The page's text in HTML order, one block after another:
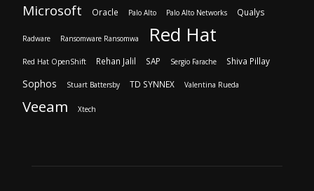
Microsoft Oracle Palo Alto Palo Alto Networks Qualys
Radware Ransomware Ransomwa Red Hat
Red Hat OpenShift Rehan Jalil SAP Sergio Farache Shiva Pillay
Sophos Stuart Battersby TD SYNNEX Valentina Rueda
Veeam Xtech